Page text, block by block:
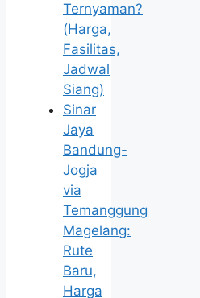
Ternyaman?
(Harga,
Fasilitas,
Jadwal
Siang)
Sinar
Jaya
Bandung-
Jogja
via
Temanggung
Magelang:
Rute
Baru,
Harga